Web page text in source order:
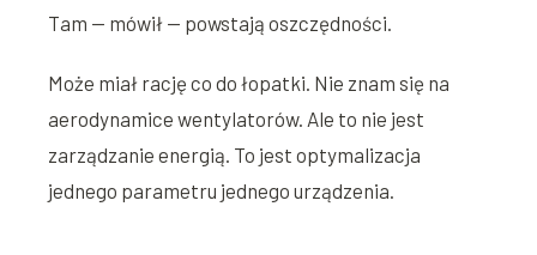
Tam — mówił — powstają oszczędności.
Może miał rację co do łopatki. Nie znam się na
aerodynamice wentylatorów. Ale to nie jest
zarządzanie energią. To jest optymalizacja
jednego parametru jednego urządzenia.